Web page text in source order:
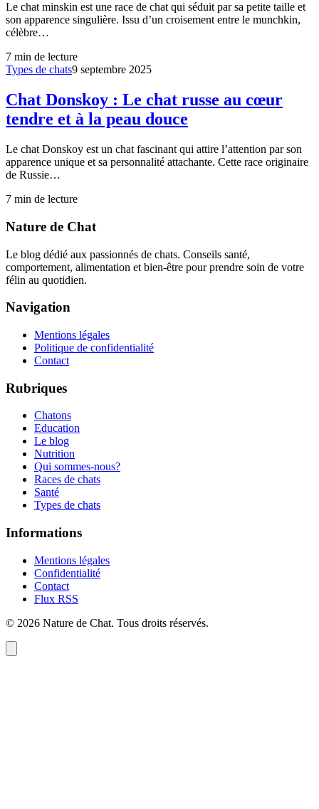
Le chat minskin est une race de chat qui séduit par sa petite taille et
son apparence singulière. Issu d’un croisement entre le munchkin,
célèbre…
7 min de lecture
Types de chats9 septembre 2025
Chat Donskoy : Le chat russe au cœur
tendre et à la peau douce
Le chat Donskoy est un chat fascinant qui attire l’attention par son
apparence unique et sa personnalité attachante. Cette race originaire
de Russie…
7 min de lecture
Nature de Chat
Le blog dédié aux passionnés de chats. Conseils santé,
comportement, alimentation et bien-être pour prendre soin de votre
félin au quotidien.
Navigation
Mentions légales
Politique de confidentialité
Contact
Rubriques
Chatons
Education
Le blog
Nutrition
Qui sommes-nous?
Races de chats
Santé
Types de chats
Informations
Mentions légales
Confidentialité
Contact
Flux RSS
© 2026 Nature de Chat. Tous droits réservés.